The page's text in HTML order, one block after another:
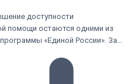
доступности
помощи остаются одними из
«Единой России». За…